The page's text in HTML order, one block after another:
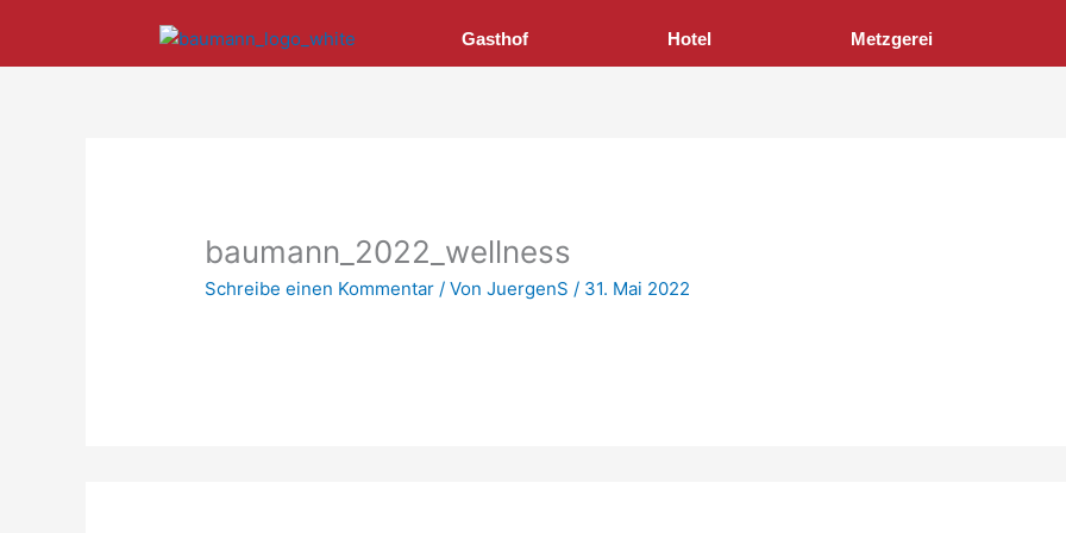
springen
Gasthof Hotel Metzgerei
baumann_2022_wellness
Schreibe einen Kommentar / VonJuergenS/ 31. Mai 2022